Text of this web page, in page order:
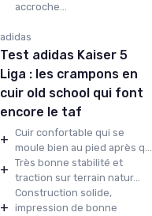
accroche...
adidas
Test adidas Kaiser 5
Liga : les crampons en
cuir old school qui font
encore le taf
+ Cuir confortable qui se
moule bien au pied après q...
+ Très bonne stabilité et
traction sur terrain natur...
+
Construction solide,
impression de bonne